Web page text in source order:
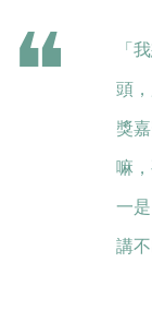
「
頭
獎
嘛
一
講不